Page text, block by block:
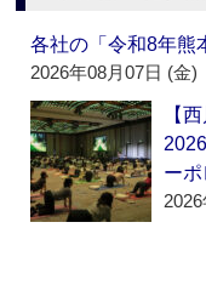
各社の「令和8年熊
2026年08月07日 (金)
【
ー